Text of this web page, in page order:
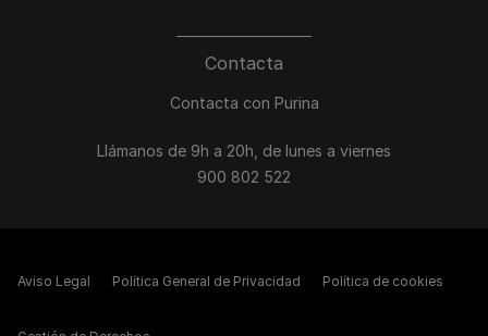
Contacta
Contacta con Purina
Llámanos de 9h a 20h, de lunes a viernes
900 802 522
Aviso Legal Política General de Privacidad Política de cookies